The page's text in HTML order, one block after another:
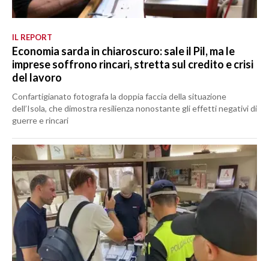
IL REPORT
Economia sarda in chiaroscuro: sale il Pil, ma le
imprese soffrono rincari, stretta sul credito e crisi
del lavoro
Confartigianato fotografa la doppia faccia della situazione
dell’Isola, che dimostra resilienza nonostante gli effetti negativi di
guerre e rincari